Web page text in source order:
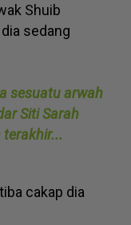
Shuib
sedang
sesuatu arwah
Siti Sarah
terakhir...
cakap dia